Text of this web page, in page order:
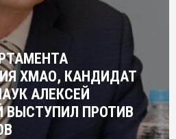
ХМАО, КАНДИДАТ
АЛЕКСЕЙ
ВЫСТУПИЛ ПРОТИВ